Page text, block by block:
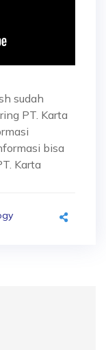
sudah
PT. Karta
bisa
Karta